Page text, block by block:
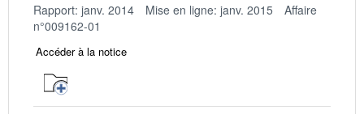
Rapport: janv. 2014 Mise en ligne: janv. 2015
Affaire
n°009162-01
Accéder à la notice